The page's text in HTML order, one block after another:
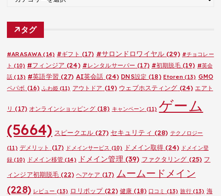
ゴ
タグ
#ARASAWA (14) #ギフト (17) #サロンドロワイヤル(29) #チョコレー
ト (10) #フィンジア (24) #レンタルサーバー (17) #初期脱毛(19) #英会
話 (13) #英語学習 (27) AI英会話 (24) DNS設定 (18) Etoren(13) GMO
ペパボ (16) ふわ姫(11) アウトドア (19) ウェブホスティング (24) エアト
リ (17) オンラインショッピング(18) キャンペーン (11) ゲーム
(5664) スピークエル(27) セキュリティ (28) テクノロジー
(11) デメリット (17) ドメインサービス (10) ドメイン取得 (24) ドメイン登
録 (10) ドメイン移管(14) ドメイン管理 (39) ファクタリング (25) フ
ィンジア初期脱毛 (22) ヘアケア (17) ムームードメイン
(228) レビュー (13) ロリポップ(22) 健康 (18) 口コミ (13) 旅行(13) 海